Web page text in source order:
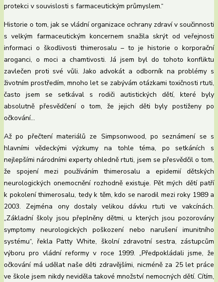
protekci v souvislosti s farmaceutickým průmyslem.“
Historie o tom, jak se vládní organizace ochrany zdraví v součinnosti
s velkým farmaceutickým koncernem snažila skrýt od veřejnosti
informaci o škodlivosti thimerosalu – to je historie o korporační
aroganci, o moci a chamtivosti. Já jsem byl do tohoto konfliktu
zavlečen proti své vůli. Jako advokát a odborník na problémy s
životním prostředím, mnoho let se zabývám otázkami toxičnosti rtuti,
často jsem se setkával s rodiči autistických dětí, které byly
absolutně přesvědčení o tom, že jejich děti byly postiženy po
očkování…
Až po přečtení materiálů ze Simpsonwood, po seznámení se s
hlavními vědeckými výzkumy na tohle téma, po setkáních s
nejlepšími národními experty ohledně rtuti, jsem se přesvědčil o tom,
že spojení mezi používáním thimerosalu a epidemií dětských
neurologických onemocnění rozhodně existuje. Pět mých dětí patří
k pokolení thimerosalu, tedy k těm, kdo se narodil mezi roky 1989 a
2003. Zejména ony dostaly velikou dávku rtuti ve vakcínách.
„Základní školy jsou přeplněny dětmi, u kterých jsou pozorovány
symptomy neurologických poškození nebo narušení imunitního
systému“, řekla Patty White, školní zdravotní sestra, zástupcům
výboru pro vládní reformy v roce 1999. „Předpokládali jsme, že
očkování má udělat naše děti zdravějšími, nicméně za 25 let práce
ve škole jsem nikdy neviděla takové množství nemocných dětí. Cítím,